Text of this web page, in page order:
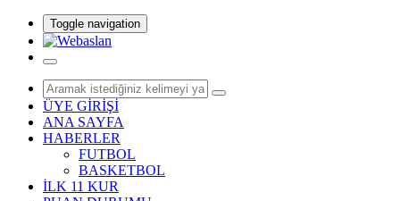
Toggle navigation
ÜYE GİRİŞİ
ANA SAYFA
HABERLER
FUTBOL
BASKETBOL
İLK 11 KUR